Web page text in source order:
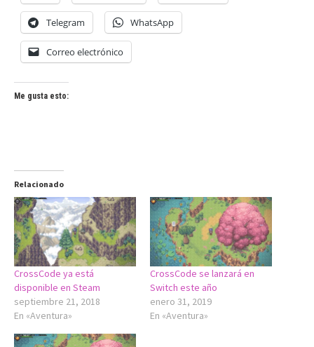
Telegram WhatsApp
Correo electrónico
Me gusta esto:
Relacionado
CrossCode ya está
disponible en Steam
septiembre 21, 2018
En «Aventura»
CrossCode se lanzará en
Switch este año
enero 31, 2019
En «Aventura»